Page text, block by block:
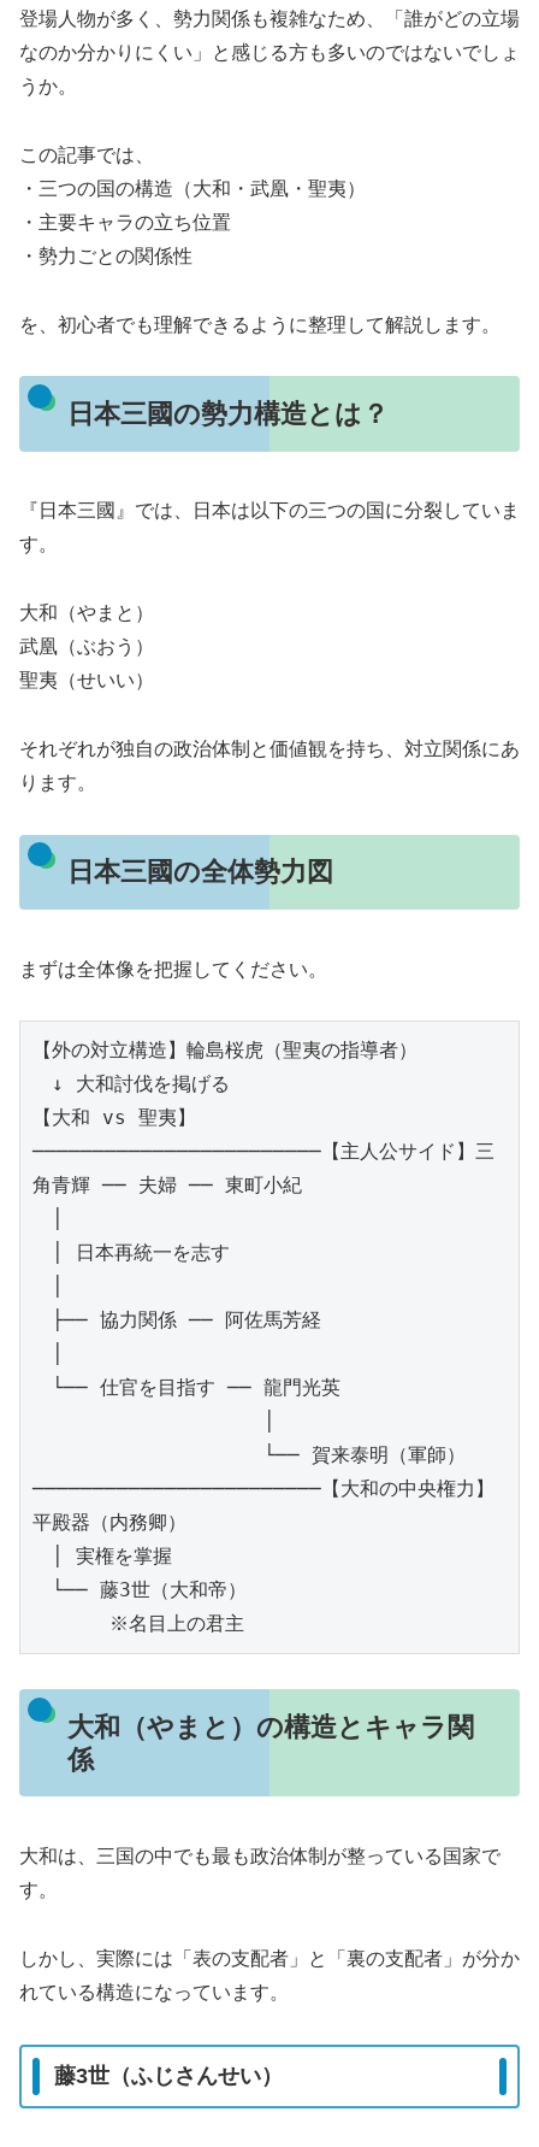
登場人物が多く、勢力関係も複雑なため、「誰がどの立場
なのか分かりにくい」と感じる方も多いのではないでしょ
うか。
この記事では、
・三つの国の構造（大和・武凰・聖夷）
・主要キャラの立ち位置
・勢力ごとの関係性
を、初心者でも理解できるように整理して解説します。
日本三國の勢力構造とは？
『日本三國』では、日本は以下の三つの国に分裂していま
す。
大和（やまと）
武凰（ぶおう）
聖夷（せいい）
それぞれが独自の政治体制と価値観を持ち、対立関係にあ
ります。
日本三國の全体勢力図
まずは全体像を把握してください。
【外の対立構造】輪島桜虎（聖夷の指導者）
↓ 大和討伐を掲げる
【大和 vs 聖夷】
────────────────────────【主人公サイド】三
角青輝 ── 夫婦 ── 東町小紀
│ 日本再統一を志す
├── 協力関係 ── 阿佐馬芳経
└── 仕官を目指す ── 龍門光英
└── 賀来泰明（軍師）
────────────────────────【大和の中央権力】
平殿器（内務卿）
│ 実権を掌握
└── 藤3世（大和帝）
※名目上の君主
大和（やまと）の構造とキャラ関
係
大和は、三国の中でも最も政治体制が整っている国家で
す。
しかし、実際には「表の支配者」と「裏の支配者」が分か
れている構造になっています。
藤3世（ふじさんせい）